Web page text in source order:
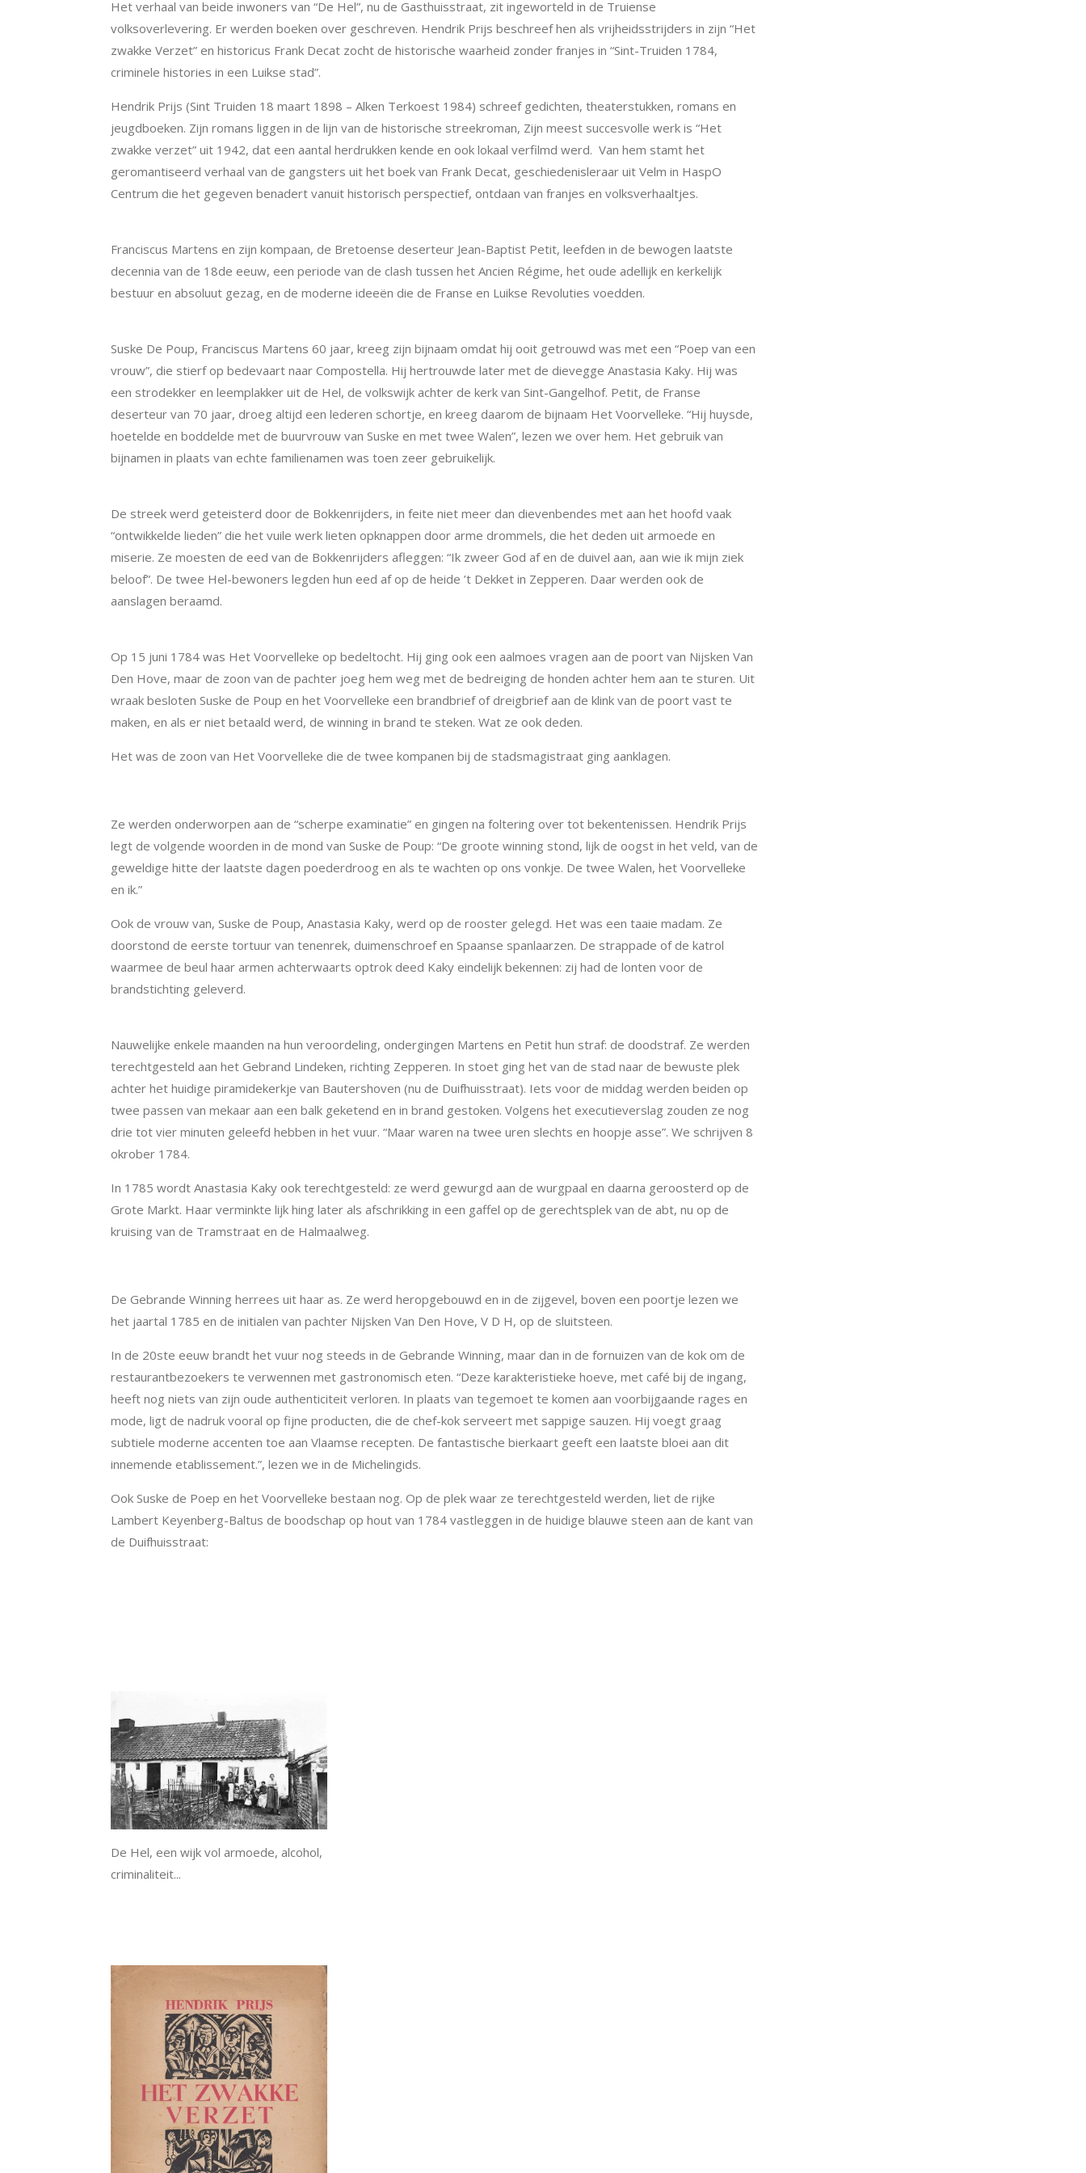
Het verhaal van beide inwoners van “De Hel”, nu de Gasthuisstraat, zit ingeworteld in de Truiense
volksoverlevering. Er werden boeken over geschreven. Hendrik Prijs beschreef hen als vrijheidsstrijders in zijn “Het
zwakke Verzet” en historicus Frank Decat zocht de historische waarheid zonder franjes in “Sint-Truiden 1784,
criminele histories in een Luikse stad”.
Hendrik Prijs (Sint Truiden 18 maart 1898 – Alken Terkoest 1984) schreef gedichten, theaterstukken, romans en
jeugdboeken. Zijn romans liggen in de lijn van de historische streekroman, Zijn meest succesvolle werk is “Het
zwakke verzet” uit 1942, dat een aantal herdrukken kende en ook lokaal verfilmd werd. Van hem stamt het
geromantiseerd verhaal van de gangsters uit het boek van Frank Decat, geschiedenisleraar uit Velm in HaspO
Centrum die het gegeven benadert vanuit historisch perspectief, ontdaan van franjes en volksverhaaltjes.
Franciscus Martens en zijn kompaan, de Bretoense deserteur Jean-Baptist Petit, leefden in de bewogen laatste
decennia van de 18de eeuw, een periode van de clash tussen het Ancien Régime, het oude adellijk en kerkelijk
bestuur en absoluut gezag, en de moderne ideeën die de Franse en Luikse Revoluties voedden.
Suske De Poup, Franciscus Martens 60 jaar, kreeg zijn bijnaam omdat hij ooit getrouwd was met een “Poep van een
vrouw”, die stierf op bedevaart naar Compostella. Hij hertrouwde later met de dievegge Anastasia Kaky. Hij was
een strodekker en leemplakker uit de Hel, de volkswijk achter de kerk van Sint-Gangelhof. Petit, de Franse
deserteur van 70 jaar, droeg altijd een lederen schortje, en kreeg daarom de bijnaam Het Voorvelleke. “Hij huysde,
hoetelde en boddelde met de buurvrouw van Suske en met twee Walen”, lezen we over hem. Het gebruik van
bijnamen in plaats van echte familienamen was toen zeer gebruikelijk.
De streek werd geteisterd door de Bokkenrijders, in feite niet meer dan dievenbendes met aan het hoofd vaak
“ontwikkelde lieden” die het vuile werk lieten opknappen door arme drommels, die het deden uit armoede en
miserie. Ze moesten de eed van de Bokkenrijders afleggen: “Ik zweer God af en de duivel aan, aan wie ik mijn ziek
beloof”. De twee Hel-bewoners legden hun eed af op de heide ’t Dekket in Zepperen. Daar werden ook de
aanslagen beraamd.
Op 15 juni 1784 was Het Voorvelleke op bedeltocht. Hij ging ook een aalmoes vragen aan de poort van Nijsken Van
Den Hove, maar de zoon van de pachter joeg hem weg met de bedreiging de honden achter hem aan te sturen. Uit
wraak besloten Suske de Poup en het Voorvelleke een brandbrief of dreigbrief aan de klink van de poort vast te
maken, en als er niet betaald werd, de winning in brand te steken. Wat ze ook deden.
Het was de zoon van Het Voorvelleke die de twee kompanen bij de stadsmagistraat ging aanklagen.
Ze werden onderworpen aan de “scherpe examinatie” en gingen na foltering over tot bekentenissen. Hendrik Prijs
legt de volgende woorden in de mond van Suske de Poup: “De groote winning stond, lijk de oogst in het veld, van de
geweldige hitte der laatste dagen poederdroog en als te wachten op ons vonkje. De twee Walen, het Voorvelleke
en ik.”
Ook de vrouw van, Suske de Poup, Anastasia Kaky, werd op de rooster gelegd. Het was een taaie madam. Ze
doorstond de eerste tortuur van tenenrek, duimenschroef en Spaanse spanlaarzen. De strappade of de katrol
waarmee de beul haar armen achterwaarts optrok deed Kaky eindelijk bekennen: zij had de lonten voor de
brandstichting geleverd.
Nauwelijke enkele maanden na hun veroordeling, ondergingen Martens en Petit hun straf: de doodstraf. Ze werden
terechtgesteld aan het Gebrand Lindeken, richting Zepperen. In stoet ging het van de stad naar de bewuste plek
achter het huidige piramidekerkje van Bautershoven (nu de Duifhuisstraat). Iets voor de middag werden beiden op
twee passen van mekaar aan een balk geketend en in brand gestoken. Volgens het executieverslag zouden ze nog
drie tot vier minuten geleefd hebben in het vuur. “Maar waren na twee uren slechts en hoopje asse”. We schrijven 8
okrober 1784.
In 1785 wordt Anastasia Kaky ook terechtgesteld: ze werd gewurgd aan de wurgpaal en daarna geroosterd op de
Grote Markt. Haar verminkte lijk hing later als afschrikking in een gaffel op de gerechtsplek van de abt, nu op de
kruising van de Tramstraat en de Halmaalweg.
De Gebrande Winning herrees uit haar as. Ze werd heropgebouwd en in de zijgevel, boven een poortje lezen we
het jaartal 1785 en de initialen van pachter Nijsken Van Den Hove, V D H, op de sluitsteen.
In de 20ste eeuw brandt het vuur nog steeds in de Gebrande Winning, maar dan in de fornuizen van de kok om de
restaurantbezoekers te verwennen met gastronomisch eten. “Deze karakteristieke hoeve, met café bij de ingang,
heeft nog niets van zijn oude authenticiteit verloren. In plaats van tegemoet te komen aan voorbijgaande rages en
mode, ligt de nadruk vooral op fijne producten, die de chef-kok serveert met sappige sauzen. Hij voegt graag
subtiele moderne accenten toe aan Vlaamse recepten. De fantastische bierkaart geeft een laatste bloei aan dit
innemende etablissement.”, lezen we in de Michelingids.
Ook Suske de Poep en het Voorvelleke bestaan nog. Op de plek waar ze terechtgesteld werden, liet de rijke
Lambert Keyenberg-Baltus de boodschap op hout van 1784 vastleggen in de huidige blauwe steen aan de kant van
de Duifhuisstraat:
De Hel, een wijk vol armoede, alcohol,
criminaliteit...